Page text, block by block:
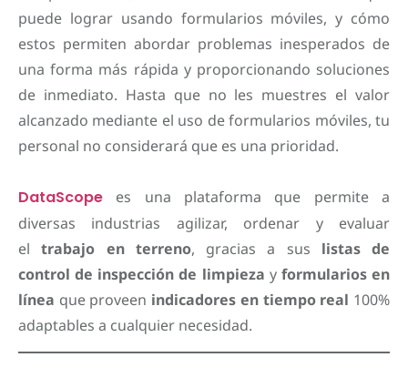
puede lograr usando formularios móviles, y cómo
estos permiten abordar problemas inesperados de
una forma más rápida y proporcionando soluciones
de inmediato. Hasta que no les muestres el valor
alcanzado mediante el uso de formularios móviles, tu
personal no considerará que es una prioridad.
DataScope es una plataforma que permite a
diversas industrias agilizar, ordenar y evaluar
eltrabajo en terreno, gracias a sus listas de
control de inspección de limpieza y formularios en
línea que proveen indicadores en tiempo real 100%
adaptables a cualquier necesidad.